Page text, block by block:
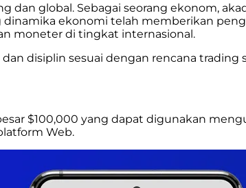
global. Sebagai seorang ekonom,
ekonomi telah memberikan
moneter di tingkat internasional.
disiplin sesuai dengan rencana trading
$100,000 yang dapat digunakan
Web.